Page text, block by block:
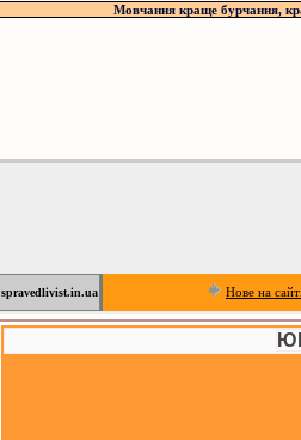
Мовчання краще бурчання,
spravedlivist.in.ua Нове на